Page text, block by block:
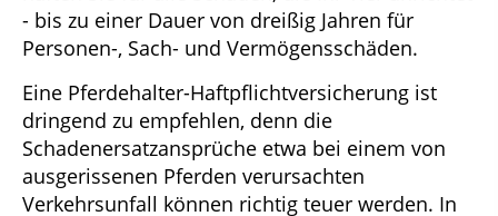
- bis zu einer Dauer von dreißig Jahren für
Personen-, Sach- und Vermögensschäden.
Eine Pferdehalter-Haftpflichtversicherung ist
dringend zu empfehlen, denn die
Schadenersatzansprüche etwa bei einem von
ausgerissenen Pferden verursachten
Verkehrsunfall können richtig teuer werden. In